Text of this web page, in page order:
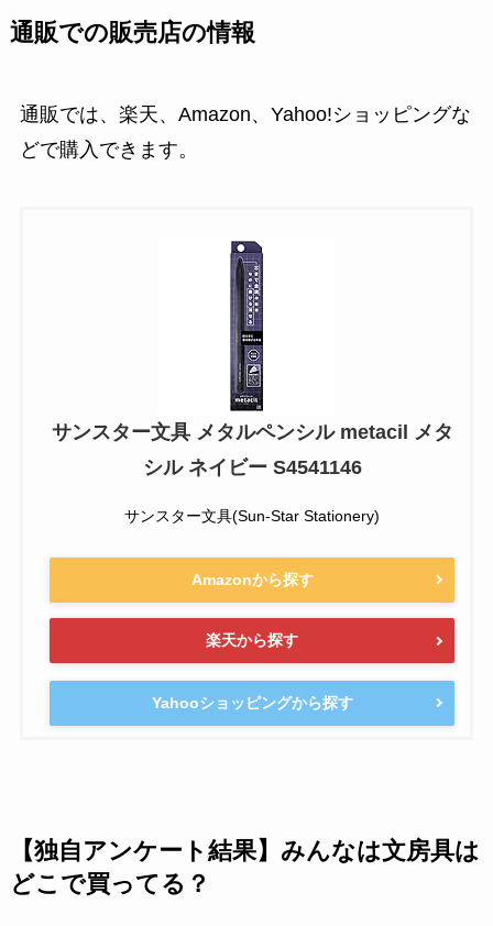
通販での販売店の情報
通販では、楽天、Amazon、Yahoo!ショッピングな
どで購入できます。
サンスター文具 メタルペンシル metacil メタ
シル ネイビー S4541146
サンスター文具(Sun-Star Stationery)
Amazonから探す
楽天から探す
Yahooショッピングから探す
【独自アンケート結果】みんなは文房具は
どこで買ってる？